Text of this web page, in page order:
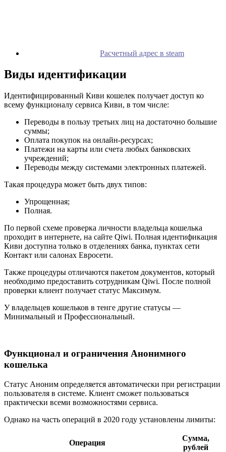
Расчетный адрес в steam
Виды идентификации
Идентифицированный Киви кошелек получает доступ ко
всему функционалу сервиса Киви, в том числе:
Переводы в пользу третьих лиц на достаточно большие
суммы;
Оплата покупок на онлайн-ресурсах;
Платежи на карты или счета любых банковских
учреждений;
Переводы между системами электронных платежей.
Такая процедура может быть двух типов:
Упрощенная;
Полная.
По первой схеме проверка личности владельца кошелька
проходит в интернете, на сайте Qiwi. Полная идентификация
Киви доступна только в отделениях банка, пунктах сети
Контакт или салонах Евросети.
Также процедуры отличаются пакетом документов, который
необходимо предоставить сотрудникам Qiwi. После полной
проверки клиент получает статус Максимум.
У владельцев кошельков в тенге другие статусы —
Минимальный и Профессиональный.
Функционал и ограничения Анонимного
кошелька
Статус Аноним определяется автоматически при регистрации
пользователя в системе. Клиент сможет пользоваться
практически всеми возможностями сервиса.
Однако на часть операций в 2020 году установлены лимиты:
Операция
Сумма,
рублей